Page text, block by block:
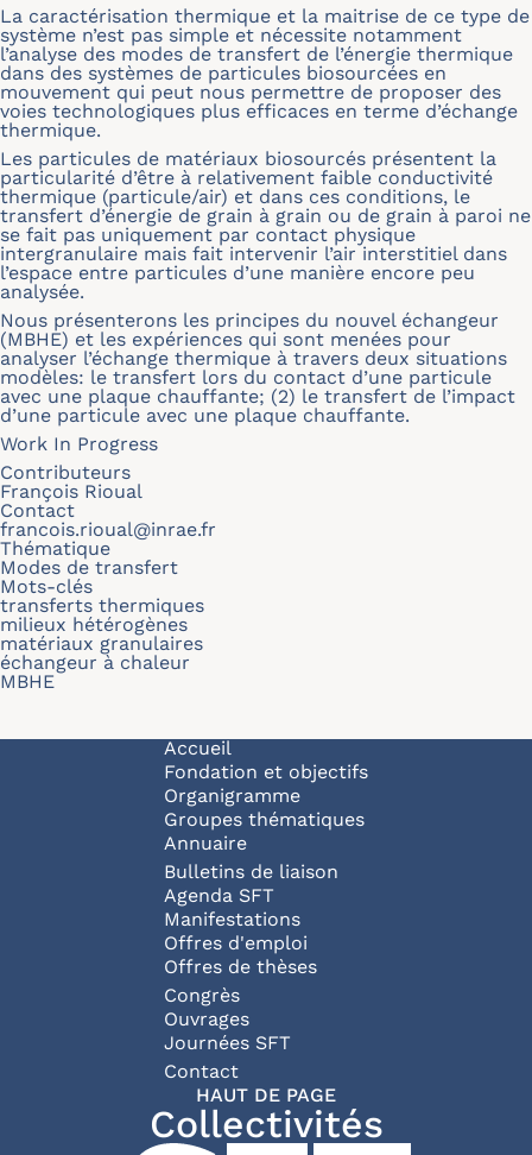
La caractérisation thermique et la maitrise de ce type de
système n’est pas simple et nécessite notamment
l’analyse des modes de transfert de l’énergie thermique
dans des systèmes de particules biosourcées en
mouvement qui peut nous permettre de proposer des
voies technologiques plus efficaces en terme d’échange
thermique.
Les particules de matériaux biosourcés présentent la
particularité d’être à relativement faible conductivité
thermique (particule/air) et dans ces conditions, le
transfert d’énergie de grain à grain ou de grain à paroi ne
se fait pas uniquement par contact physique
intergranulaire mais fait intervenir l’air interstitiel dans
l’espace entre particules d’une manière encore peu
analysée.
Nous présenterons les principes du nouvel échangeur
(MBHE) et les expériences qui sont menées pour
analyser l’échange thermique à travers deux situations
modèles: le transfert lors du contact d’une particule
avec une plaque chauffante; (2) le transfert de l’impact
d’une particule avec une plaque chauffante.
Work In Progress
Contributeurs
François Rioual
Contact
francois.rioual@inrae.fr
Thématique
Modes de transfert
Mots-clés
transferts thermiques
milieux hétérogènes
matériaux granulaires
échangeur à chaleur
MBHE
Navigation principale
Accueil
Fondation et objectifs
Organigramme
Groupes thématiques
Annuaire
Bulletins de liaison
Agenda SFT
Manifestations
Offres d'emploi
Offres de thèses
Congrès
Ouvrages
Journées SFT
Pied de page
Contact
HAUT DE PAGE
Collectivités